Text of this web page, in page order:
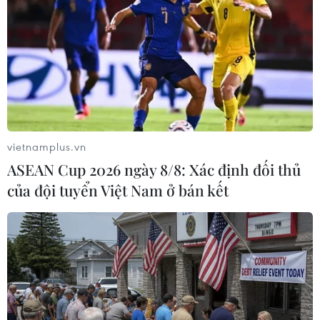
Theo các nhà khoa học, resveratrol trong rượu vang đỏ
không giúp kéo dài tuổi thọ, không giúp con người tránh
được các bệnh ung thư, tim mạch và viêm nhiễm.
Lý giải nguyên nhân dầu olive có thể giúp
vietnamplus.vn
ASEAN Cup 2026 ngày 8/8: Xác định đối thủ
của đội tuyển Việt Nam ở bán kết